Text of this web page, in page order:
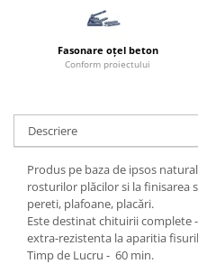
Fasonare oțel beton
Conform proiectului
Descriere
Produs pe baza de ipsos
rosturilor plăcilor si la finisarea
pereti, plafoane, placări.
Este destinat chituirii
extra-rezistenta la aparitia
Timp de Lucru - 60 min.